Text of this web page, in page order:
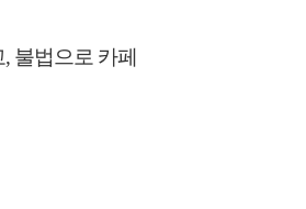
불법으로 카페